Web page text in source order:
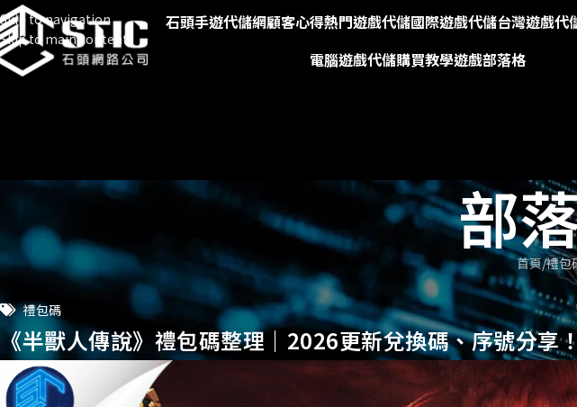
Skip to navigation
Skip to main content
石頭手遊代儲網顧客心得熱門遊戲代儲國際遊戲代儲台灣遊戲代
電腦遊戲代儲購買教學遊戲部落格
部
首頁 禮包
禮包碼
《半獸人傳說》禮包碼整理｜2026更新兌換碼、序號分享